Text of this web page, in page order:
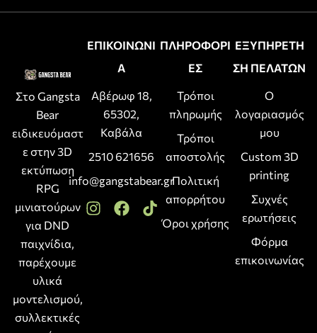
Στο Gangsta
Bear
ειδικευόμαστ
ε στην 3D
εκτύπωση
RPG
μινιατούρων
για DND
παιχνίδια,
παρέχουμε
υλικά
μοντελισμού,
συλλεκτικές
ΕΠΙΚΟΙΝΩΝΙ
Α
Αβέρωφ 18,
65302,
Καβάλα
2510 621656
info@gangstabear.gr
ΠΛΗΡΟΦΟΡΙ
ΕΣ
Τρόποι
πληρωμής
Τρόποι
αποστολής
Πολιτική
απορρήτου
Όροι χρήσης
ΕΞΥΠΗΡΕΤΗ
ΣΗ ΠΕΛΑΤΩΝ
Ο
λογαριασμός
μου
Custom 3D
printing
Συχνές
ερωτήσεις
Φόρμα
επικοινωνίας